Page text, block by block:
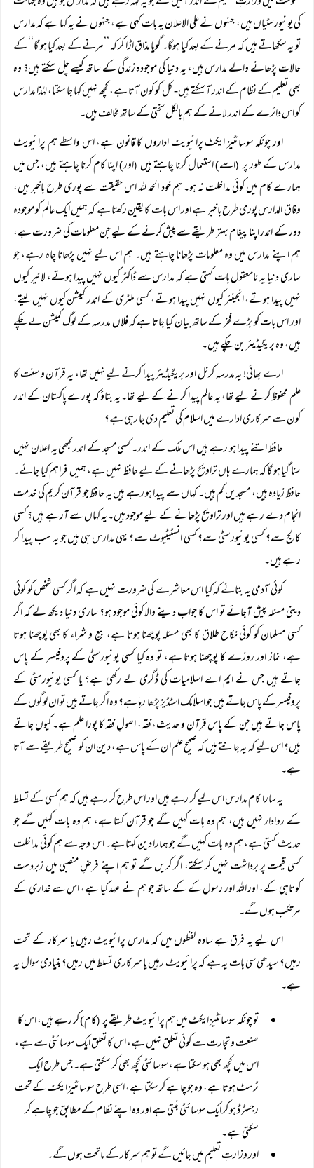
کی یونیورسٹیاں ہیں، جنہوں نے علی الاعلان یہ بات کہی ہے، جنہوں نے یہ کہا ہے کہ مدارس
تو یہ سکھاتے ہیں کہ مرنے کے بعد کیا ہوگا۔ گویا مذاق اڑا کر کہ ’’مرنے کے بعد کیا ہو گا‘‘ کے
حالات پڑھانے والے مدارس ہیں، یہ دنیا کی موجودہ زندگی کے ساتھ کیسے چل سکتے ہیں؟ وہ
بھی تعلیم کے نظام کے اندر آ سکتے ہیں- کل کو کون آتا ہے، کچھ نہیں کہا جا سکتا، لہٰذا مدارس
کو اس دائرے کے اندر لانے کے ہم بالکل سختی کے ساتھ مخالف ہیں۔
اور چونکہ سوسائٹیز ایکٹ پرائیویٹ اداروں کا قانون ہے، اس واسطے ہم پرائیویٹ
مدارس کے طور پر(اسے) استعمال کرنا چاہتے ہیں (اور) اپنا کام کرنا چاہتے ہیں، جس میں
ہمارے کام میں کوئی مداخلت نہ ہو۔ ہم خود الحمد للہ اس حقیقت سے پوری طرح باخبر ہیں،
وفاق المدارس پوری طرح باخبر ہے اور اس بات کا یقین رکھتا ہے کہ ہمیں ایک عالم کو موجودہ
دور کے اندر اپنا پیغام بہتر طریقے سے پیش کرنے کے لیے جن معلومات کی ضرورت ہے،
ہم اپنے مدارس میں وہ معلومات پڑھانا چاہتے ہیں۔ ہم اس لیے نہیں پڑھانا چاہ رہے، جو
ساری دنیا یہ نامعقول بات کہتی ہے کہ مدارس سے ڈاکٹر کیوں نہیں پیدا ہوتے، لائیر کیوں
نہیں پیدا ہوتے، انجینئر کیوں نہیں پیدا ہوتے، کسی ملٹری کے اندر کمیشن کیوں نہیں لیتے،
اور اس بات کو بڑے فخر کے ساتھ بیان کیا جاتا ہے کہ فلاں مدرسہ کے لوگ کمیشن لے چکے
ہیں، وہ بریگیڈیئر بن چکے ہیں۔
ارے بھائی! یہ مدرسہ کرنل اور بریگیڈیئر پیدا کرنے لیے نہیں تھا، یہ قرآن و سنت کا
علم محفوظ کرنے لیے تھا، یہ عالم پیدا کرنے کے لیے تھا۔ یہ بتاؤ کہ پورے پاکستان کے اندر
کون سے سرکاری ادارے میں اسلام کی تعلیم دی جا رہی ہے؟
حافظ اتنے پیدا ہو رہے ہیں اس ملک کے اندر۔ کسی مسجد کے اندر کبھی یہ اعلان نہیں
سنا گیا ہو گا کہ ہمارے ہاں تراویح پڑھانے کے لیے حافظ نہیں ہے، ہمیں فراہم کیا جائے۔
حافظ زیادہ ہیں، مسجدیں کم ہیں۔ کہاں سے پیدا ہو رہے ہیں یہ حافظ جو قرآن کریم کی خدمت
انجام دے رہے ہیں اور تراویح پڑھانے کے لیے موجود ہیں۔ یہ کہاں سے آرہے ہیں؟ کسی
کالج سے؟ کسی یونیورسٹی سے؟ کسی انسٹیٹیوٹ سے؟ یہی مدارس ہی ہیں جو یہ سب پیدا کر
رہے ہیں۔
کوئی آدمی یہ بتائے کہ کیا اس معاشرے کی ضرورت نہیں ہے کہ اگر کسی شخص کو کوئی
دینی مسئلہ پیش آجائے تو اس کا جواب دینے والا کوئی موجود ہو؟ ساری دنیا دیکھ لے کہ اگر
کسی مسلمان کو کوئی نکاح طلاق کا بھی مسئلہ پوچھنا ہوتا ہے، بیع و شراء کا بھی پوچھنا ہوتا
ہے، نماز اور روزے کا پوچھنا ہوتا ہے، تو وہ کیا کسی یونیورسٹی کے پروفیسر کے پاس
جاتے ہیں جس نے ایم اے اسلامیات کی ڈگری لے رکھی ہے؟ یا کسی یونیورسٹی کے
پروفیسر کے پاس جاتے ہیں جو اسلامک اسٹڈیز پڑھا رہا ہے؟ وہ اگر جاتے ہیں تو ان لوگوں کے
پاس جاتے ہیں جن کے پاس قرآن و حدیث، فقہ، اصولِ فقہ کا پورا علم ہے۔ کیوں جاتے
ہیں؟ اس لیے کہ یہ جانتے ہیں کہ صحیح علم ان کے پاس ہے، دین ان کو صحیح طریقے سے آتا
ہے۔
یہ سارا کام مدارس اس لیے کر رہے ہیں اور اس طرح کر رہے ہیں کہ ہم کسی کے تسلط
کے روادار نہیں ہیں، ہم وہ بات کہیں گے جو قرآن کہتا ہے، ہم وہ بات کہیں گے جو
حدیث کہتی ہے، ہم وہ بات کہیں گے جو ہمارا دین کہتا ہے۔ اس وجہ سے ہم کوئی مداخلت
کسی قیمت پر برداشت نہیں کر سکتے، اگر کریں گے تو ہم اپنے فرضِ منصبی میں زبردست
کوتاہی کے، اور اللہ اور رسول کے کے ساتھ جو ہم نے عہد کیا ہے، اس سے غداری کے
مرتکب ہوں گے۔
اس لیے یہ فرق ہے سادہ لفظوں میں کہ مدارس پرائیویٹ رہیں یا سرکار کے تحت
رہیں؟ سیدھی سی بات یہ ہے کہ پرائیویٹ رہیں یا سرکاری تسلط میں رہیں؟ بنیادی سوال یہ
ہے۔
تو چونکہ سوسائٹیز ایکٹ میں ہم پرائیویٹ طریقے پر(کام) کر رہے ہیں، اس کا
صنعت و تجارت سے کوئی تعلق نہیں ہے، اس کا تعلق ایک سوسائٹی سے ہے،
اس میں کچھ بھی ہو سکتا ہے، سوسائٹی کچھ بھی کر سکتی ہے۔ جس طرح ایک
ٹرسٹ ہوتا ہے، وہ جو چاہے کر سکتا ہے، اسی طرح سوسائٹیز ایکٹ کے تحت
رجسٹرڈ ہو کر ایک سوسائٹی بنتی ہے اور وہ اپنے نظام کے مطابق جو چاہے کر
سکتی ہے۔
اور وزارتِ تعلیم میں جائیں گے تو ہم سرکار کے ماتحت ہوں گے۔